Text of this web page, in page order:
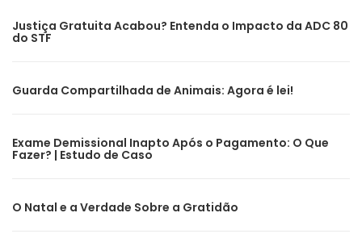
Justiça Gratuita Acabou? Entenda o Impacto da ADC 80
do STF
Guarda Compartilhada de Animais: Agora é lei!
Exame Demissional Inapto Após o Pagamento: O Que
Fazer? | Estudo de Caso
O Natal e a Verdade Sobre a Gratidão